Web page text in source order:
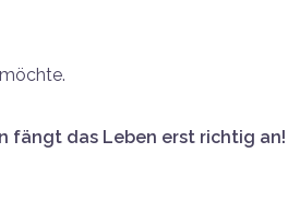
fängt das Leben erst richtig an!